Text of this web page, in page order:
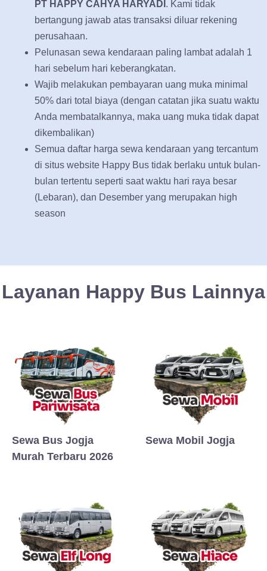
PT HAPPY CAHYA HARYADI . Kami tidak
bertangung jawab atas transaksi diluar rekening
perusahaan.
Pelunasan sewa kendaraan paling lambat adalah 1
hari sebelum hari keberangkatan.
Wajib melakukan pembayaran uang muka minimal
50% dari total biaya (dengan catatan jika suatu waktu
Anda membatalkannya, maka uang muka tidak dapat
dikembalikan)
Semua daftar harga sewa kendaraan yang tercantum
di situs website Happy Bus tidak berlaku untuk bulan-
bulan tertentu seperti saat waktu hari raya besar
(Lebaran), dan Desember yang merupakan high
season
Layanan Happy Bus Lainnya
Sewa Bus Jogja
Murah Terbaru 2026
Sewa Mobil Jogja